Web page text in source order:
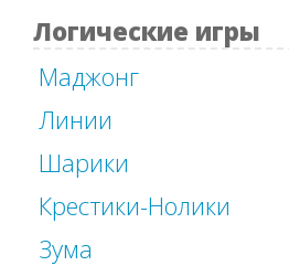
Логические игры
Маджонг
Линии
Шарики
Крестики-Нолики
Зума